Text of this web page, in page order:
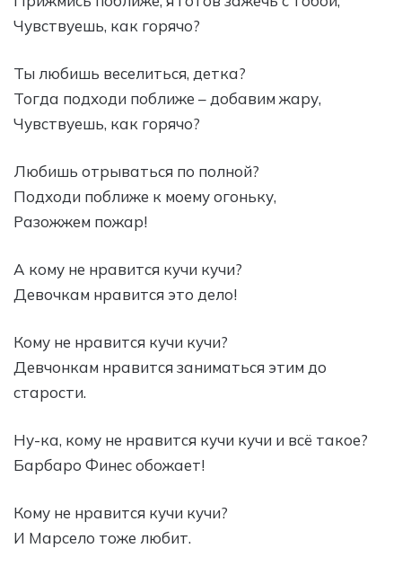
Чувствуешь, как горячо?
Ты любишь веселиться, детка?
Тогда подходи поближе – добавим жару,
Чувствуешь, как горячо?
Любишь отрываться по полной?
Подходи поближе к моему огоньку,
Разожжем пожар!
А кому не нравится кучи кучи?
Девочкам нравится это дело!
Кому не нравится кучи кучи?
Девчонкам нравится заниматься этим до
старости.
Ну-ка, кому не нравится кучи кучи и всё такое?
Барбаро Финес обожает!
Кому не нравится кучи кучи?
И Марсело тоже любит.